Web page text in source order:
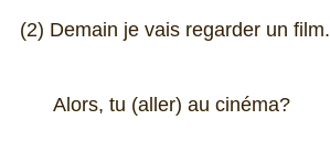
(2) Demain je vais regarder un film.
Alors, tu (aller) au cinéma?